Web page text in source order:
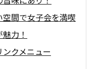
間で女子会を満喫
力！
クメニュー